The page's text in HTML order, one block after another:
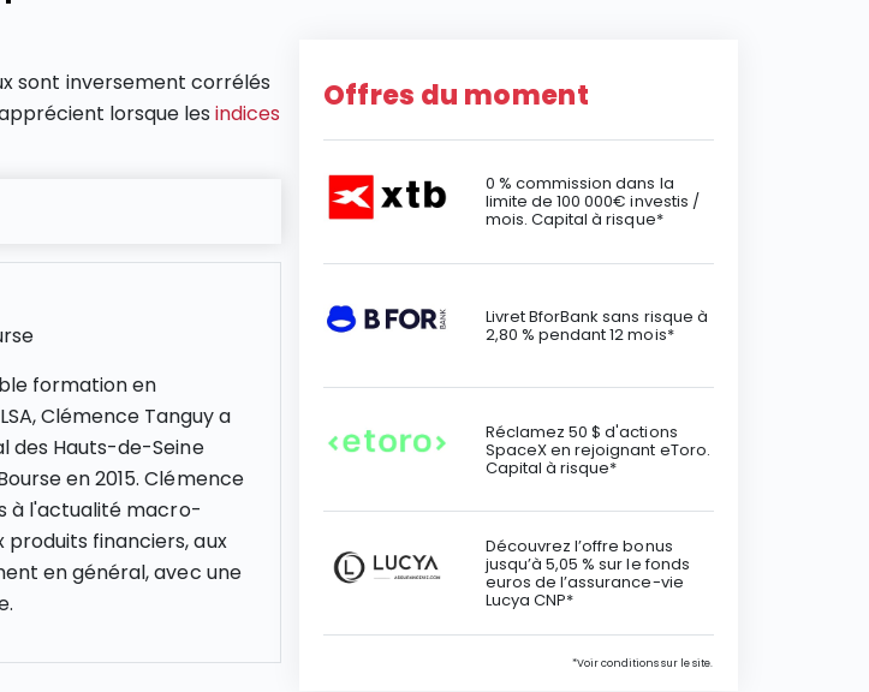
sont inversement corrélés
lorsque lesindices
formation en
Clémence Tanguy a
des Hauts-de-Seine
en 2015. Clémence
à l'actualité macro-
financiers, aux
en général, avec une
Offres du moment
0 % commission dans la
limite de 100 000€ investis /
mois. Capital à risque*
Livret BforBank sans risque à
2,80 % pendant 12 mois*
Réclamez 50 $ d'actions
SpaceX en rejoignant eToro.
Capital à risque*
Découvrez l’offre bonus
jusqu’à 5,05 % sur le fonds
euros de l’assurance-vie
Lucya CNP*
*Voir conditions sur le site.